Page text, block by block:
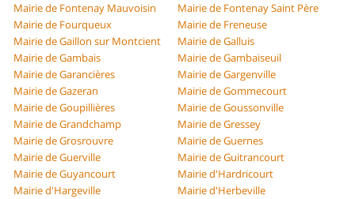
Mairie de Fontenay Mauvoisin
Mairie de Fontenay Saint Père
Mairie de Fourqueux
Mairie de Freneuse
Mairie de Gaillon sur Montcient
Mairie de Galluis
Mairie de Gambais
Mairie de Gambaiseuil
Mairie de Garancières
Mairie de Gargenville
Mairie de Gazeran
Mairie de Gommecourt
Mairie de Goupillières
Mairie de Goussonville
Mairie de Grandchamp
Mairie de Gressey
Mairie de Grosrouvre
Mairie de Guernes
Mairie de Guerville
Mairie de Guitrancourt
Mairie de Guyancourt
Mairie d'Hardricourt
Mairie d'Hargeville
Mairie d'Herbeville